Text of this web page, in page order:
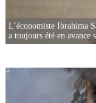
L’économiste Ibrahima
a toujours été en avance